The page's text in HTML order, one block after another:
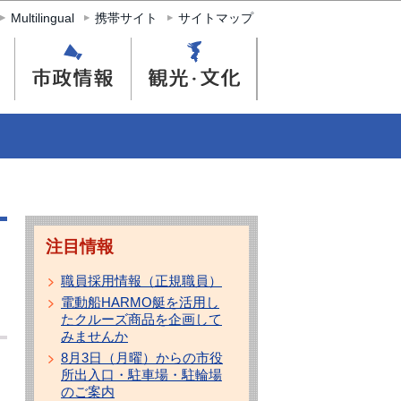
Multilingual 携帯サイト サイトマップ
注目情報
職員採用情報（正規職員）
電動船HARMO艇を活用し
たクルーズ商品を企画して
みませんか
8月3日（月曜）からの市役
所出入口・駐車場・駐輪場
のご案内